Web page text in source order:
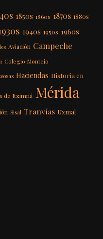
1850s 1860s 1870s 1880s
1940s 1950s 1960s
Aviación Campeche
Colegio Montejo
Haciendas Historia en
de Itzimná Mérida
Sisal Tranvías Uxmal